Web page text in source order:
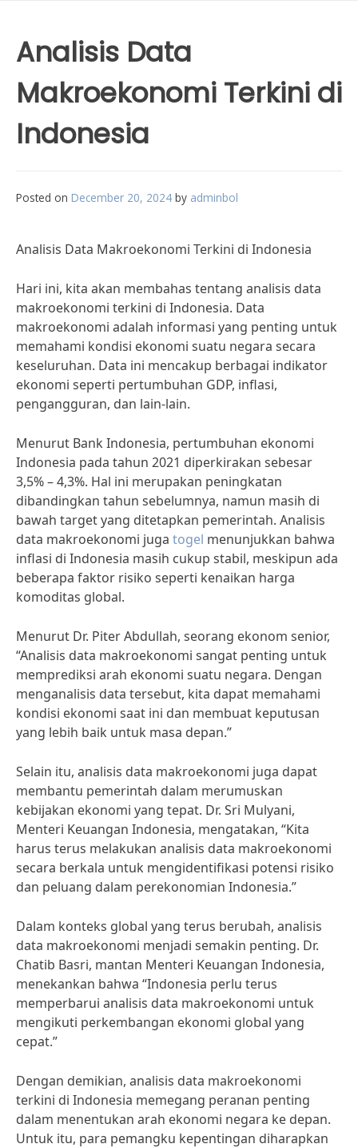
Analisis Data
Makroekonomi Terkini di
Indonesia
Posted on December 20, 2024 by adminbol
Analisis Data Makroekonomi Terkini di Indonesia
Hari ini, kita akan membahas tentang analisis data
makroekonomi terkini di Indonesia. Data
makroekonomi adalah informasi yang penting untuk
memahami kondisi ekonomi suatu negara secara
keseluruhan. Data ini mencakup berbagai indikator
ekonomi seperti pertumbuhan GDP, inflasi,
pengangguran, dan lain-lain.
Menurut Bank Indonesia, pertumbuhan ekonomi
Indonesia pada tahun 2021 diperkirakan sebesar
3,5% – 4,3%. Hal ini merupakan peningkatan
dibandingkan tahun sebelumnya, namun masih di
bawah target yang ditetapkan pemerintah. Analisis
data makroekonomi juga togel menunjukkan bahwa
inflasi di Indonesia masih cukup stabil, meskipun ada
beberapa faktor risiko seperti kenaikan harga
komoditas global.
Menurut Dr. Piter Abdullah, seorang ekonom senior,
“Analisis data makroekonomi sangat penting untuk
memprediksi arah ekonomi suatu negara. Dengan
menganalisis data tersebut, kita dapat memahami
kondisi ekonomi saat ini dan membuat keputusan
yang lebih baik untuk masa depan.”
Selain itu, analisis data makroekonomi juga dapat
membantu pemerintah dalam merumuskan
kebijakan ekonomi yang tepat. Dr. Sri Mulyani,
Menteri Keuangan Indonesia, mengatakan, “Kita
harus terus melakukan analisis data makroekonomi
secara berkala untuk mengidentifikasi potensi risiko
dan peluang dalam perekonomian Indonesia.”
Dalam konteks global yang terus berubah, analisis
data makroekonomi menjadi semakin penting. Dr.
Chatib Basri, mantan Menteri Keuangan Indonesia,
menekankan bahwa “Indonesia perlu terus
memperbarui analisis data makroekonomi untuk
mengikuti perkembangan ekonomi global yang
cepat.”
Dengan demikian, analisis data makroekonomi
terkini di Indonesia memegang peranan penting
dalam menentukan arah ekonomi negara ke depan.
Untuk itu, para pemangku kepentingan diharapkan